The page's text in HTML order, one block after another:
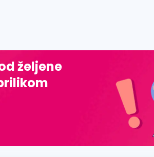
đ, ž, dž)
željene